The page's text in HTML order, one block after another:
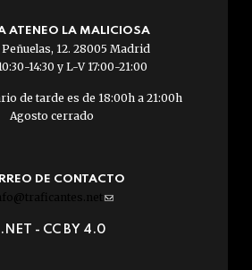
ATENEO LA MALICIOSA
Peñuelas, 12. 28005 Madrid
14:30 y L-V 17:00-21:00
de tarde es de 18:00h a 21:00h
Agosto cerrado
DE CONTACTO
(link
e-
- CC BY 4.0